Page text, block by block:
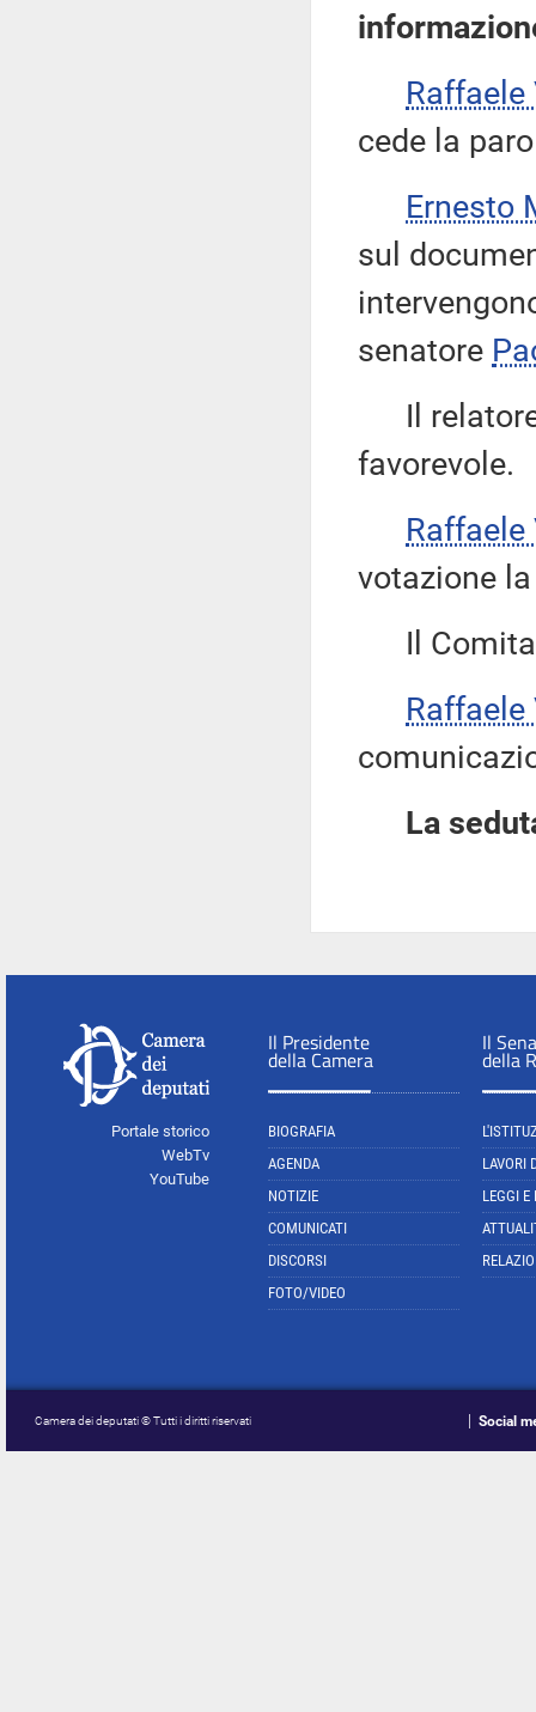
Raffaele
cede la
Ernesto
sul
senatore
Il relatore
favorevole.
Raffaele
votazione
Il
Raffaele
La
Portale storico
WebTv
YouTube
Il Presidente
della Camera
BIOGRAFIA
AGENDA
NOTIZIE
COMUNICATI
DISCORSI
FOTO/VIDEO
Il
della
LAVORI
LEGGI E
Camera dei deputati © Tutti i diritti riservati Social